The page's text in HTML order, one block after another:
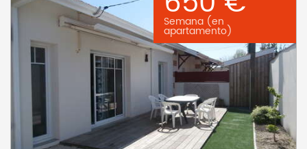
Semana (en
apartamento)